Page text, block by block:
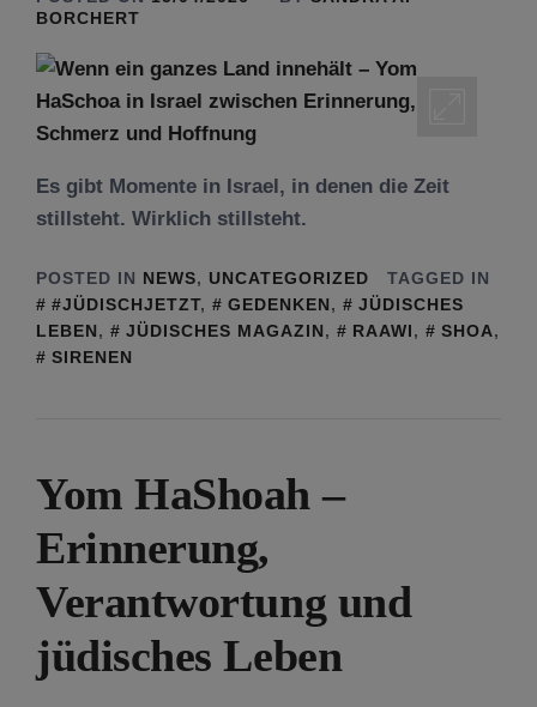
BORCHERT
Es gibt Momente in Israel, in denen die Zeit
stillsteht. Wirklich stillsteht.
POSTED IN NEWS, UNCATEGORIZED
TAGGED IN
#JÜDISCHJETZT, GEDENKEN,
JÜDISCHES
LEBEN, JÜDISCHES MAGAZIN, RAAWI, SHOA,
SIRENEN
Yom HaShoah –
Erinnerung,
Verantwortung und
jüdisches Leben